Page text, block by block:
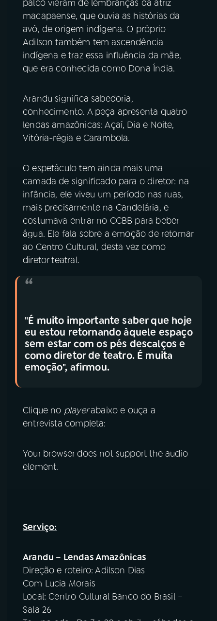
Instagram X
TikTok
palco vieram de lembranças da atriz
macapaense, que ouvia as histórias da
avó, de origem indígena. O próprio
Adilson também tem ascendência
indígena e traz essa influência da mãe,
que era conhecida como Dona Índia.
Arandu significa sabedoria,
conhecimento. A peça apresenta quatro
lendas amazônicas: Açaí, Dia e Noite,
Vitória-régia e Carambola.
O espetáculo tem ainda mais uma
camada de significado para o diretor: na
infância, ele viveu um período nas ruas,
mais precisamente na Candelária, e
costumava entrar no CCBB para beber
água. Ele fala sobre a emoção de retornar
ao Centro Cultural, desta vez como
diretor teatral.
"É muito importante saber que hoje
eu estou retornando àquele espaço
sem estar com os pés descalços e
como diretor de teatro. É muita
emoção", afirmou.
Clique no playerabaixo e ouça a
entrevista completa:
Your browser does not support the audio
element.
Serviço:
Arandu – Lendas Amazônicas
Direção e roteiro: Adilson Dias
Com Lucia Morais
Local: Centro Cultural Banco do Brasil –
Sala 26